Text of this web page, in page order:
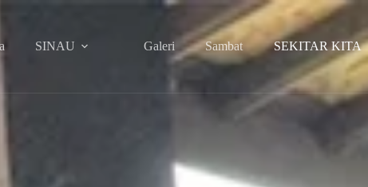
SINAU Galeri Sambat SEKITAR KITA